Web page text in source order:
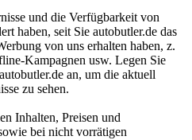
und die Verfügbarkeit von
haben, seit Sie autobutler.de das
von uns erhalten haben, z.
Kampagnen usw. Legen Sie
an, um die aktuell
zu sehen.
Inhalten, Preisen und
bei nicht vorrätigen